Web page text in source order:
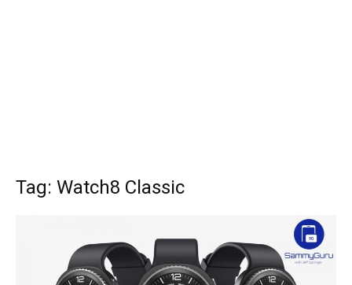
Tag: Watch8 Classic